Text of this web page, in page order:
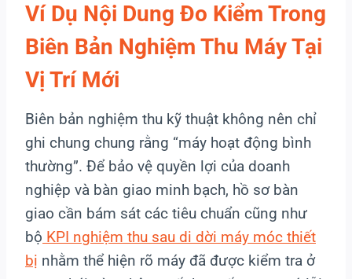
Ví Dụ Nội Dung Đo Kiểm Trong
Biên Bản Nghiệm Thu Máy Tại
Vị Trí Mới
Biên bản nghiệm thu kỹ thuật không nên chỉ
ghi chung chung rằng “máy hoạt động bình
thường”. Để bảo vệ quyền lợi của doanh
nghiệp và bàn giao minh bạch, hồ sơ bàn
giao cần bám sát các tiêu chuẩn cũng như
bộ KPI nghiệm thu sau di dời máy móc thiết
bị nhằm thể hiện rõ máy đã được kiểm tra ở